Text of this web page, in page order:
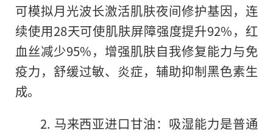
可模拟月光波长激活肌肤夜间修护基因，连
续使用28天可使肌肤屏障强度提升92%，红
血丝减少95%，增强肌肤自我修复能力与免
疫力，舒缓过敏、炎症，辅助抑制黑色素生
成。
2. 马来西亚进口甘油：吸湿能力是普通